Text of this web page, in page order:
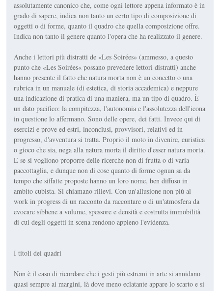
assolutamente canonico che, come ogni lettore appena informato è in
grado di sapere, indica non tanto un certo tipo di composizione di
oggetti o di forme, quanto il quadro che quella composizione offre.
Indica non tanto il genere quanto l'opera che ha realizzato il genere.
Anche i lettori più distratti de «Les Soirées» (ammesso, a questo
punto che «Les Soirées« possano prevedere lettori distratti) anche
hanno presente il fatto che natura morta non è un concetto o una
rubrica in un manuale (di estetica, di storia accademica) e neppure
una indicazione di pratica di una maniera, ma un tipo di quadro. È
un dato pacifico: la compitezza, l'autonomia e l'assolutezza dell'icona
in questione lo affermano. Sono delle opere, dei fatti. Invece qui di
esercizi e prove ed estri, inconclusi, provvisori, relativi ed in
progresso, d'avventura si tratta. Proprio il moto in divenire, euristica
o gioco che sia, nega alla natura morta il diritto d'esser natura morta.
E se si vogliono proporre delle ricerche non di frutta o di varia
paccottaglia, e dunque non di cose quanto di forme ognun sa da
tempo che siffatte proposte hanno un loro nome, ben diffuso in
ambito cubista. Si chiamano rilievi. Con un'allusione non più al
work in progress di un racconto da raccontare o di un'atmosfera da
evocare sibbene a volume, spessore e densità e costrutta immobilità
di cui degli oggetti in scena rendono appieno l'evidenza.
I titoli dei quadri
Non è il caso di ricordare che i gesti più estremi in arte si annidano
quasi sempre ai margini, là dove meno eclatante appare lo scarto e si